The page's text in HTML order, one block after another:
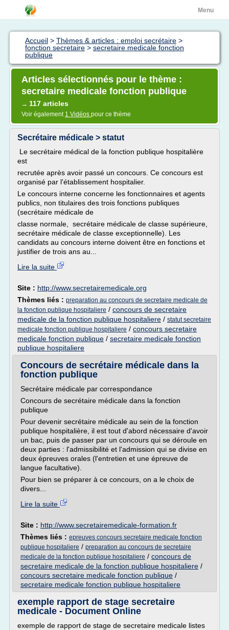
Menu
Accueil > Thèmes & articles : emploi secrétaire >
fonction secretaire > secretaire medicale fonction
publique
Articles sélectionnés pour le thème :
secretaire medicale fonction publique
→ 117 articles
Voir également 1 Vidéos pour ce thème
Secrétaire médicale > statut
Le secrétaire médical de la fonction publique hospitalière
est
recrutée après avoir passé un concours. Ce concours est
organisé par l'établissement hospitalier.
Le concours interne concerne les fonctionnaires et agents
publics, non titulaires des trois fonctions publiques
(secrétaire médicale de
classe normale, secrétaire médicale de classe supérieure,
secrétaire médicale de classe exceptionnelle). Les
candidats au concours interne doivent être en fonctions et
justifier de trois ans au...
Lire la suite
Site : http://www.secretairemedicale.org
Thèmes liés : preparation au concours de secretaire medicale de
la fonction publique hospitaliere / concours de secretaire
medicale de la fonction publique hospitaliere / statut secretaire
medicale fonction publique hospitaliere / concours secretaire
medicale fonction publique / secretaire medicale fonction
publique hospitaliere
Concours de secrétaire médicale dans la
fonction publique
Secrétaire médicale par correspondance
Concours de secrétaire médicale dans la fonction
publique
Pour devenir secrétaire médicale au sein de la fonction
publique hospitalière, il est tout d'abord nécessaire d'avoir
un bac, puis de passer par un concours qui se déroule en
deux parties : l'admissibilité et l'admission qui se divise en
deux épreuves orales (l'entretien et une épreuve de
langue facultative).
Pour bien se préparer à ce concours, on a le choix de
divers...
Lire la suite
Site : http://www.secretairemedicale-formation.fr
Thèmes liés : epreuves concours secretaire medicale fonction
publique hospitaliere / preparation au concours de secretaire
medicale de la fonction publique hospitaliere / concours de
secretaire medicale de la fonction publique hospitaliere /
concours secretaire medicale fonction publique /
secretaire medicale fonction publique hospitaliere
exemple rapport de stage secretaire
medicale - Document Online
exemple de rapport de stage de secretaire medicale listes